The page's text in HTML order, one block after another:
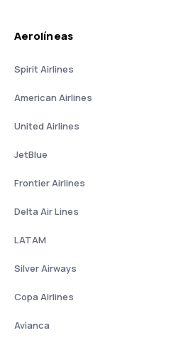
Aerolíneas
Spirit Airlines
American Airlines
United Airlines
JetBlue
Frontier Airlines
Delta Air Lines
LATAM
Silver Airways
Copa Airlines
Avianca